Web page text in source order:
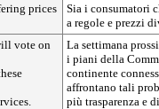
prices
Sia i consumatori
a regole e prezzi
vote on
La settimana
i piani della
continente
affrontano tali
più trasparenza e